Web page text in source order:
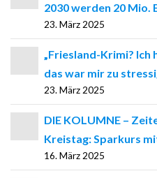
2030 werden 20 Mio.
23. März 2025
„Friesland-Krimi? Ich
das war mir zu
23. März 2025
DIE KOLUMNE –
Kreistag: Sparkurs
16. März 2025